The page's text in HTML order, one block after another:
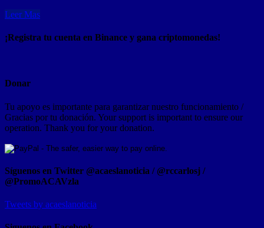
Leer Mas
¡Registra tu cuenta en Binance y gana criptomonedas!
Donar
Tu apoyo es importante para garantizar nuestro funcionamiento /
Gracias por tu donación. Your support is important to ensure our
operation. Thank you for your donation.
Síguenos en Twitter @acaeslanoticia / @rccarlosj /
@PromoACAVzla
Tweets by acaeslanoticia